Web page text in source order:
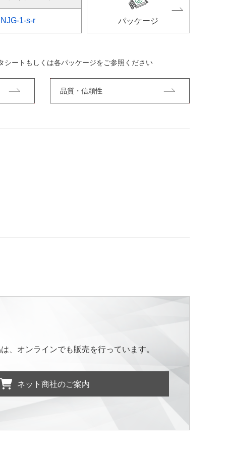
NJG-1-s-r パッケージ
ートもしくは各パッケージをご参照ください
品質・信頼性
、オンラインでも販売を行っています。
ネット商社のご案内